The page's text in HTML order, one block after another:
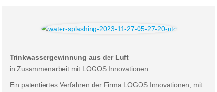
Trinkwassergewinnung aus der Luft
in Zusammenarbeit mit LOGOS Innovationen
Ein patentiertes Verfahren der Firma LOGOS Innovationen, mit